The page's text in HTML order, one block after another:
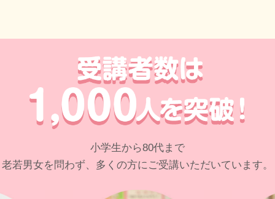
小学生から80代まで
老若男女を問わず、多くの方にご受講いただいています。